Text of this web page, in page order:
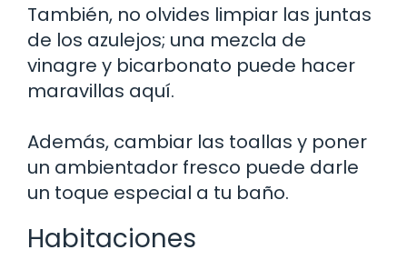
También, no olvides limpiar las juntas
de los azulejos; una mezcla de
vinagre y bicarbonato puede hacer
maravillas aquí.
Además, cambiar las toallas y poner
un ambientador fresco puede darle
un toque especial a tu baño.
Habitaciones